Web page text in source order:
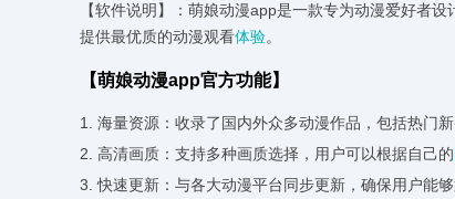
【软件说明】：萌娘动漫app是一款专为动漫爱好者
提供最优质的动漫观看体验。
【萌娘动漫app官方功能】
1. 海量资源：收录了国内外众多动漫作品，包括热门新
2. 高清画质：支持多种画质选择，用户可以根据自己的
3. 快速更新：与各大动漫平台同步更新，确保用户能